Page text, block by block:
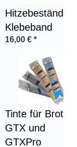
Klebeband
16,00 € *
Tinte für
GTX und
GTXPro